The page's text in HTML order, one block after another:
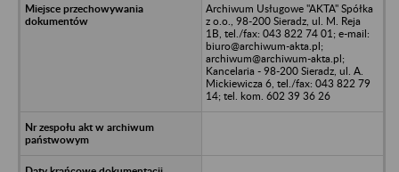
Archiwum Usługowe "AKTA" Spółka
z o.o., 98-200 Sieradz, ul. M. Reja
1B, tel./fax: 043 822 74 01; e-mail:
biuro@archiwum-akta.pl;
archiwum@archiwum-akta.pl;
Kancelaria - 98-200 Sieradz, ul. A.
Mickiewicza 6, tel./fax: 043 822 79
14; tel. kom. 602 39 36 26